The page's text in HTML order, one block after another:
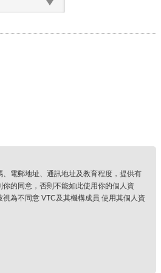
電郵地址、通訊地址及教育程度，提供有
的同意，否則不能如此使用你的個人資
為不同意 VTC及其機構成員 使用其個人資